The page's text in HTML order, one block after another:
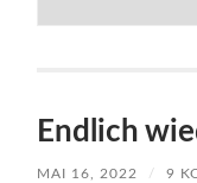
Endlich
MAI 16, 2022 / 9